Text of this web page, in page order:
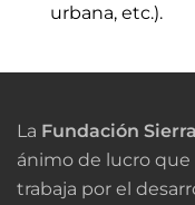
urbana, etc.).
La Fundación
ánimo de lucro
trabaja por el